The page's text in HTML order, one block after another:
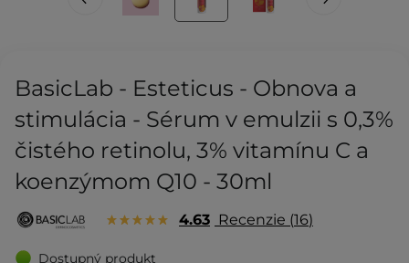
BasicLab - Esteticus - Obnova a
stimulácia - Sérum v emulzii s 0,3%
čistého retinolu, 3% vitamínu C a
koenzýmom Q10 - 30ml
4.63 Recenzie 16
Dostupný produkt